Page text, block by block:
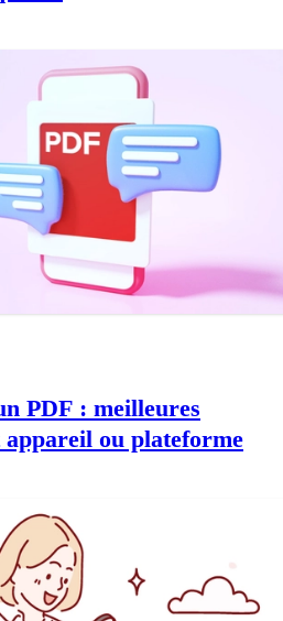
PDF : meilleures
ou plateforme